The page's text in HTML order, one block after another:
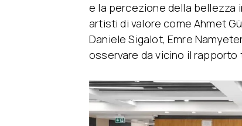
e la percezione della bellezza
artisti di valore come Ahmet
Daniele Sigalot, Emre
osservare da vicino il rapporto